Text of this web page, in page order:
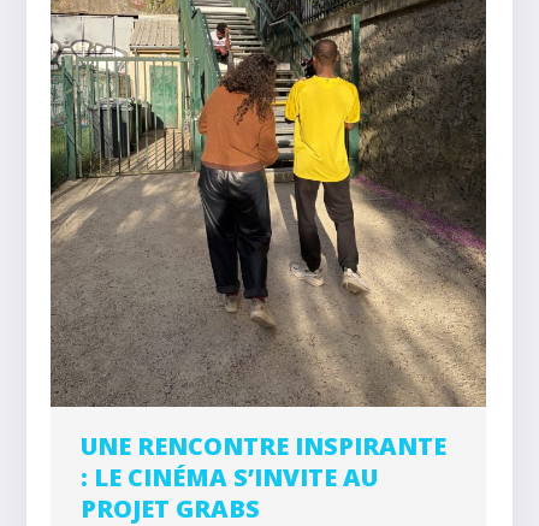
UNE RENCONTRE INSPIRANTE
: LE CINÉMA S’INVITE AU
PROJET GRABS